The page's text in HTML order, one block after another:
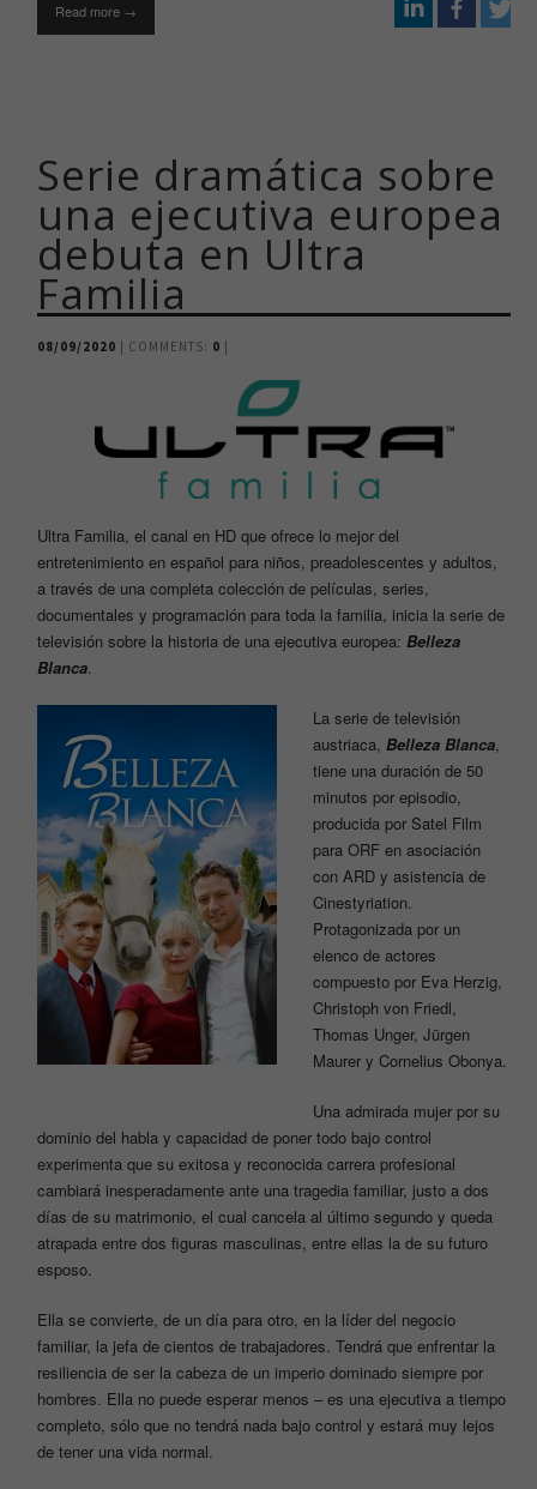
Read more →
Serie dramática sobre
una ejecutiva europea
debuta en Ultra
Familia
08/09/2020 | COMMENTS: 0
Ultra Familia, el canal en HD que ofrece lo mejor del
entretenimiento en español para niños, preadolescentes y adultos,
a través de una completa colección de películas, series,
documentales y programación para toda la familia, inicia la serie de
televisión sobre la historia de una ejecutiva europea:Belleza
Blanca.
La serie de televisión
austriaca, Belleza Blanca,
tiene una duración de 50
minutos por episodio,
producida por Satel Film
para ORF en asociación
con ARD y asistencia de
Cinestyriation.
Protagonizada por un
elenco de actores
compuesto por Eva Herzig,
Christoph von Friedl,
Thomas Unger, Jürgen
Maurer y Cornelius Obonya.
Una admirada mujer por su
dominio del habla y capacidad de poner todo bajo control
experimenta que su exitosa y reconocida carrera profesional
cambiará inesperadamente ante una tragedia familiar, justo a dos
días de su matrimonio, el cual cancela al último segundo y queda
atrapada entre dos figuras masculinas, entre ellas la de su futuro
esposo.
Ella se convierte, de un día para otro, en la líder del negocio
familiar, la jefa de cientos de trabajadores. Tendrá que enfrentar la
resiliencia de ser la cabeza de un imperio dominado siempre por
hombres. Ella no puede esperar menos – es una ejecutiva a tiempo
completo, sólo que no tendrá nada bajo control y estará muy lejos
de tener una vida normal.